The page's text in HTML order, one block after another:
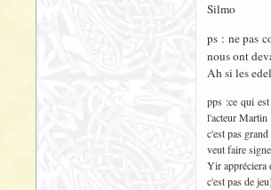
Silmo
ps : ne pas
nous ont
Ah si les
pps :ce qui
l'acteur Martin
c'est pas
veut faire
Yir appréciera
c'est pas de